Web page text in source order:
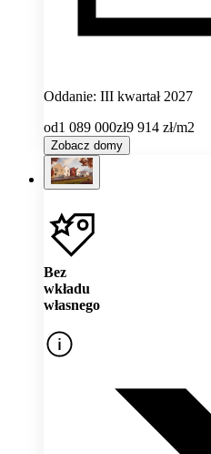
Oddanie: III kwartał 2027
od1 089 000zł9 914 zł/m2
Zobacz domy
Bez
wkładu
własnego